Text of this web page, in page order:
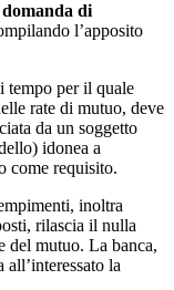
di
l’apposito
tempo per il quale
rate di mutuo, deve
da un soggetto
idonea a
come requisito.
inoltra
rilascia il nulla
del mutuo. La banca,
la